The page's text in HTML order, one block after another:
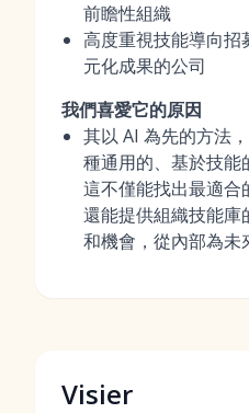
前瞻性組織
高度重視技能導向招
元化成果的公司
我們喜愛它的原因
其以 AI 為先的方法
種通用的、基於技能
這不僅能找出最適合
還能提供組織技能庫
和機會，從內部為未
Visier